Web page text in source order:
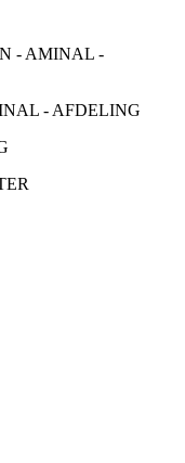
- AMINAL -
- AFDELING